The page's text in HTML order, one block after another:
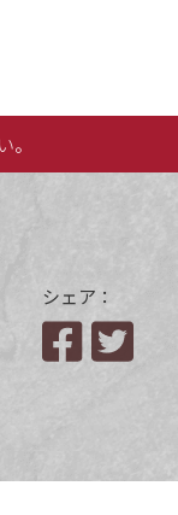
シェア：
Facebook